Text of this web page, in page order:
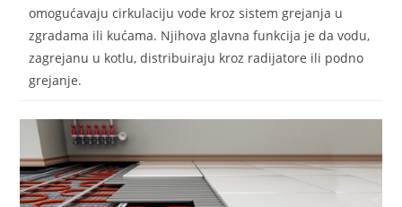
omogućavaju cirkulaciju vode kroz sistem grejanja u
zgradama ili kućama. Njihova glavna funkcija je da vodu,
zagrejanu u kotlu, distribuiraju kroz radijatore ili podno
grejanje.